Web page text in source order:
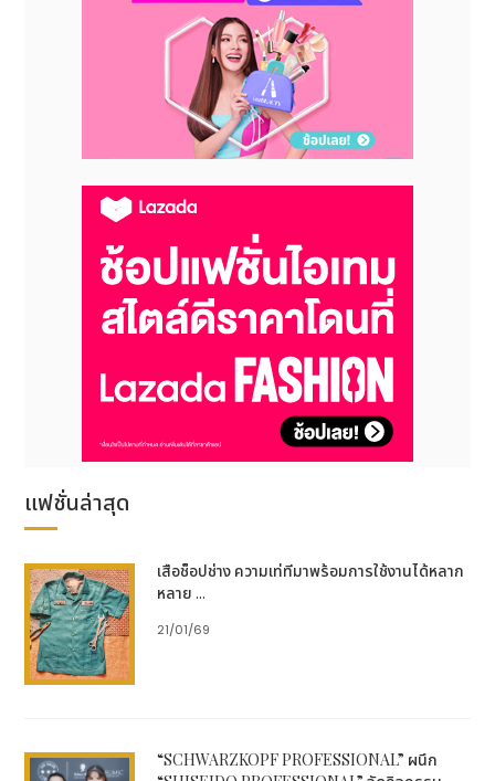
แฟชั่นล่าสุด
เสื้อช็อปช่าง ความเท่ที่มาพร้อมการใช้งานได้หลาก
หลาย ...
21/01/69
“SCHWARZKOPF PROFESSIONAL” ผนึก